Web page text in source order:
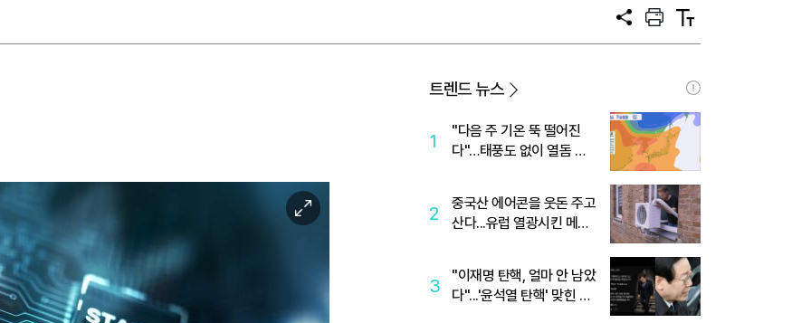
공
프
트
텍
트
이
미
대
트렌드 뉴스
1
"다음 주 기온 뚝 떨어진
다"…태풍도 없이 열돔 박
2
중국산 에어콘을 웃돈 주고
산다...유럽 열광시킨 메이
3
"이재명 탄핵, 얼마 안 남았
다"...'윤석열 탄핵' 맞힌 무